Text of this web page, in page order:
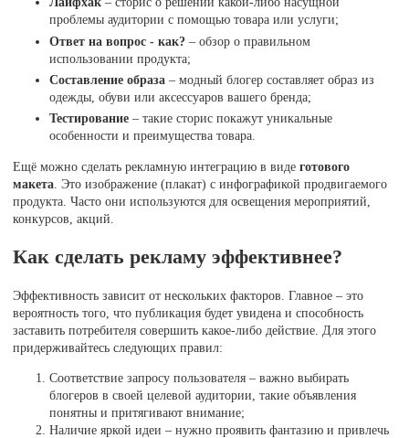
проблемы аудитории с помощью товара или услуги;
Ответ на вопрос - как? – обзор о правильном
использовании продукта;
Составление образа – модный блогер составляет образ из
одежды, обуви или аксессуаров вашего бренда;
Тестирование – такие сторис покажут уникальные
особенности и преимущества товара.
Ещё можно сделать рекламную интеграцию в видеготового
макета . Это изображение (плакат) с инфографикой продвигаемого
продукта. Часто они используются для освещения мероприятий,
конкурсов, акций.
Как сделать рекламу эффективнее?
Эффективность зависит от нескольких факторов. Главное – это
вероятность того, что публикация будет увидена и способность
заставить потребителя совершить какое-либо действие. Для этого
придерживайтесь следующих правил:
Соответствие запросу пользователя – важно выбирать
блогеров в своей целевой аудитории, такие объявления
понятны и притягивают внимание;
Наличие яркой идеи – нужно проявить фантазию и привлечь